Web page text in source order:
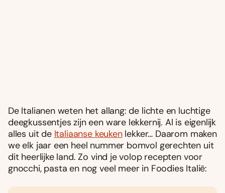
De Italianen weten het allang: de lichte en luchtige
deegkussentjes zijn een ware lekkernij. Al is eigenlijk
alles uit de Italiaanse keukenlekker… Daarom maken
we elk jaar een heel nummer bomvol gerechten uit
dit heerlijke land. Zo vind je volop recepten voor
gnocchi, pasta en nog veel meer in Foodies Italië: